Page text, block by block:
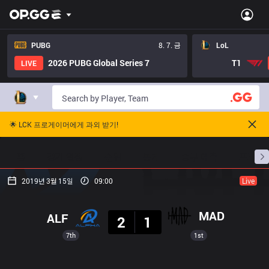
PUBG
8. 7. 금
LIVE
2026 PUBG Global Series 7
LoL
T1
🌟 LCK 프로게이머에게 과외 받기!
프로빌
2019년 3월 15일 09:00 Live
7th
ALF
2
1 MAD
1st